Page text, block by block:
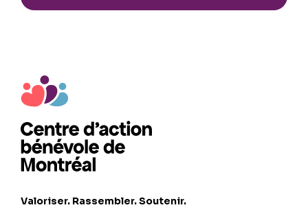
Valoriser. Rassembler. Soutenir.